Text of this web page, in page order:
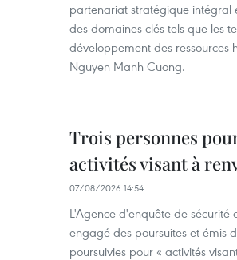
partenariat stratégique intégral
des domaines clés tels que les
développement des ressources
Nguyen Manh Cuong.
Trois personnes
activités visant à
07/08/2026 14:54
L'Agence d'enquête de
engagé des poursuites et émis
poursuivies pour « activités